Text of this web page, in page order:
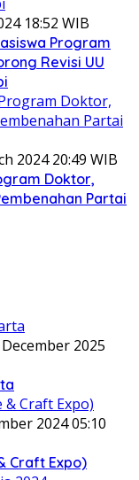
18:52 WIB
Program
Revisi UU
2024 20:49 WIB
Doktor,
Partai
December 2025
2024 05:10
Craft Expo)